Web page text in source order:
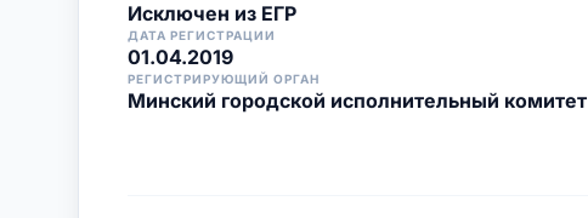
Исключен из ЕГР
ДАТА РЕГИСТРАЦИИ
01.04.2019
РЕГИСТРИРУЮЩИЙ ОРГАН
Минский городской исполнительный комитет